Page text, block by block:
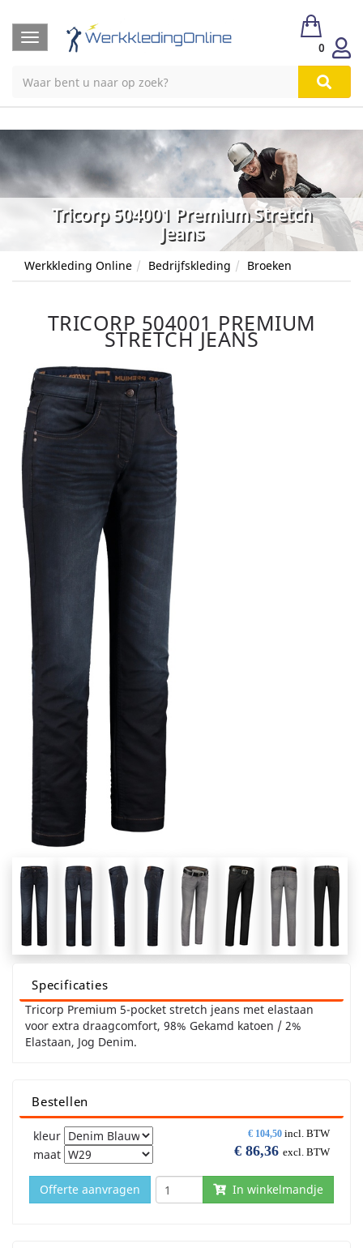
Toggle
navigation
0
Tricorp 504001 Premium Stretch
Jeans
Werkkleding Online Bedrijfskleding Broeken
TRICORP 504001 PREMIUM
STRETCH JEANS
Specificaties
Tricorp Premium 5-pocket stretch jeans met elastaan
voor extra draagcomfort, 98% Gekamd katoen / 2%
Elastaan, Jog Denim.
Bestellen
€ 104,50 incl. BTW
€ 86,36 excl. BTW
kleur
maat
In winkelmandje
Offerte aanvragen